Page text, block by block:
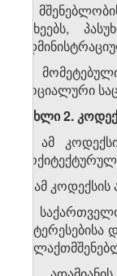
გ)
სახეებს,
2.
სოციალური
მუხლი2.
1. ამ
2. ამ
ა)